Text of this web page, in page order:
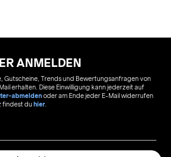
ANMELDEN
Gutscheine, Trends und Bewertungsanfragen von
erhalten. Diese Einwilligung kann jederzeit auf
abmeldenoder am Ende jeder E-Mail widerrufen
findest duhier